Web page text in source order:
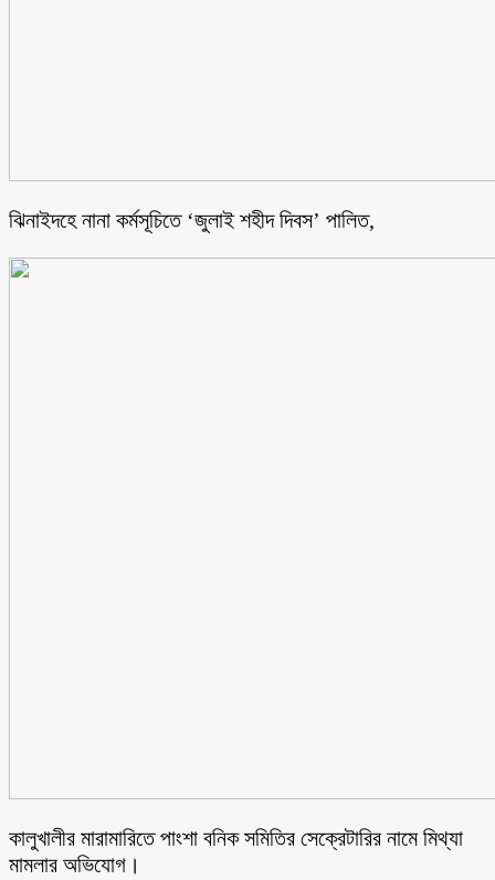
ঝিনাইদহে নানা কর্মসূচিতে ‘জুলাই শহীদ দিবস’ পালিত,
কালুখালীর মারামারিতে পাংশা বনিক সমিতির সেক্রেটারির নামে মিথ্যা
মামলার অভিযোগ।